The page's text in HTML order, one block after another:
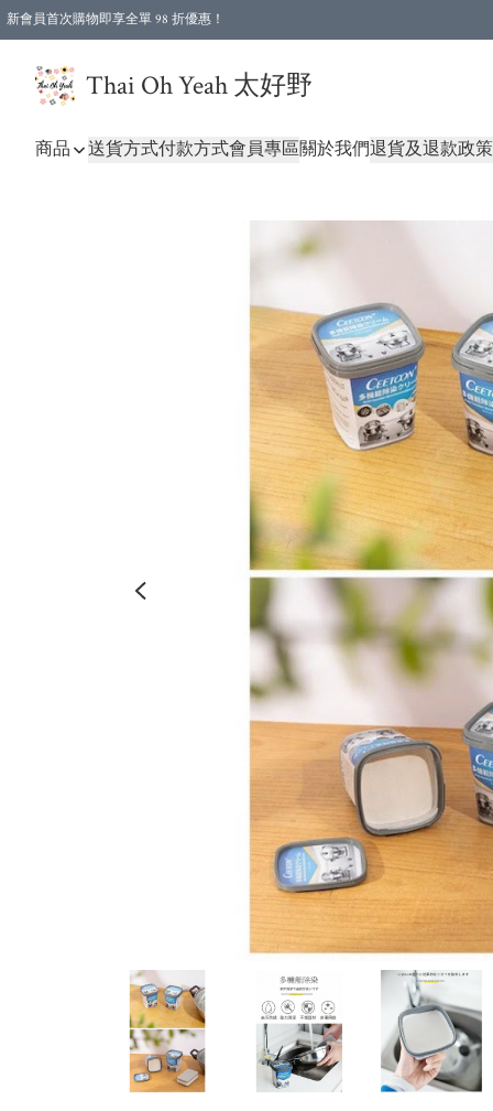
新會員首次購物即享全單 98 折優惠！
Thai Oh Yeah 太好野
商品 送貨方式付款方式會員專區關於我們退貨及退款政策